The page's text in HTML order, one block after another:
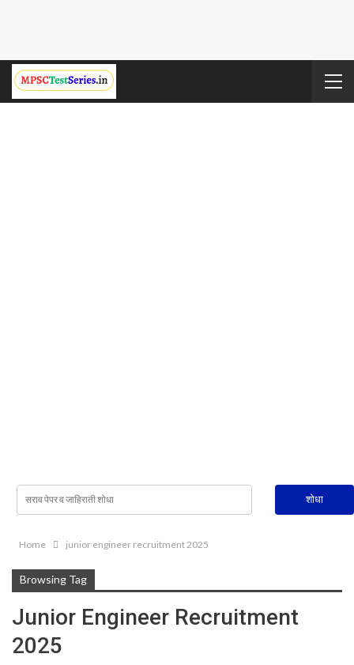
Home junior engineer recruitment 2025
Browsing Tag
Junior Engineer Recruitment
2025